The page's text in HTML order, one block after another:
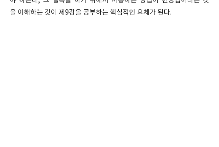
을 이해하는 것이 제9강을 공부하는 핵심적인 요체가 된다.